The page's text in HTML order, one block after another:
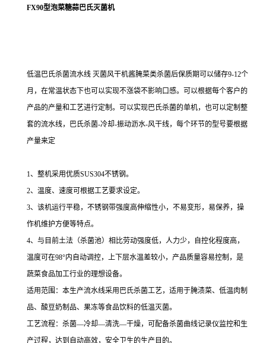
FX90型泡菜糖蒜巴氏灭菌机
低温巴氏杀菌流水线 灭菌风干机酱腌菜类杀菌后保质期可以储存9-12个
月，在常温状态下也可以实现不涨袋不影响口感。可以根据每个客户的
产品的产量和工艺进行定制。可以实现巴氏杀菌的单机，也可以定制整
套的流水线，巴氏杀菌-冷却-振动沥水-风干线，每个环节的型号要根据
产量来定
1、整机采用优质SUS304不锈钢。
2、温度、速度可根据工艺要求设定。
3、该机运行平稳，不锈钢带强度高伸缩性小，不易变形，易保养，操
作机维护方便等特点。
4、与目前土法（杀菌池）相比劳动强度低，人力少，自控化程度高，
温度可在98°内自动调控，上下层水温差较小，产品质量容易控制，是
蔬菜食品加工行业的理想设备。
适用范围：本生产流水线采用巴氏杀菌工艺，适用于腌渍菜、低温肉制
品、酸豆奶制品、果冻等食品饮料的低温灭菌。
工艺流程：杀菌—冷却—清洗—干燥，可配备杀菌曲线记录仪监控和生
产过程，达到自动高效，安全卫生的生产目的。